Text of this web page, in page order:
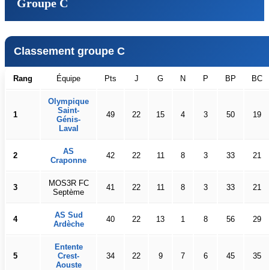
Groupe C
Classement groupe C
Rang Équipe Pts J G N P BP BC
1
Olympique
Saint-
Génis-
Laval
49 22 15 4 3 50 19
2
AS
Craponne
42 22 11 8 3 33 21
3
MOS3R FC
Septème
41 22 11 8 3 33 21
4
AS Sud
Ardèche
40 22 13 1 8 56 29
5
Entente
Crest-
Aouste
34 22 9 7 6 45 35